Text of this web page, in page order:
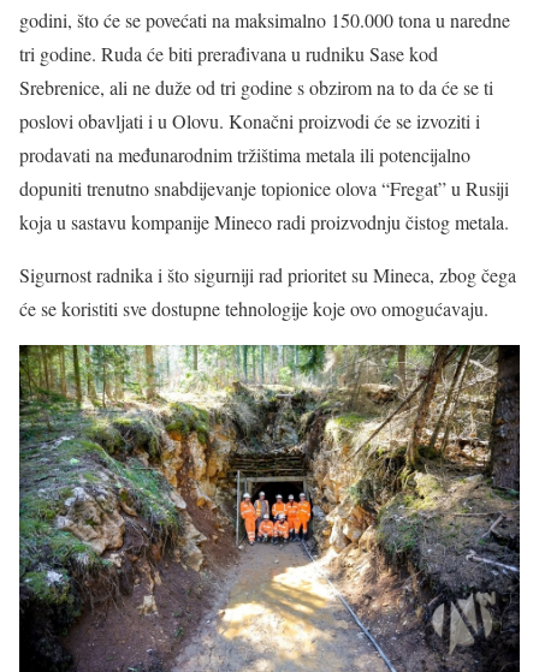
godini, što će se povećati na maksimalno 150.000 tona u naredne
tri godine. Ruda će biti prerađivana u rudniku Sase kod
Srebrenice, ali ne duže od tri godine s obzirom na to da će se ti
poslovi obavljati i u Olovu. Konačni proizvodi će se izvoziti i
prodavati na međunarodnim tržištima metala ili potencijalno
dopuniti trenutno snabdijevanje topionice olova “Fregat” u Rusiji
koja u sastavu kompanije Mineco radi proizvodnju čistog metala.
Sigurnost radnika i što sigurniji rad prioritet su Mineca, zbog čega
će se koristiti sve dostupne tehnologije koje ovo omogućavaju.